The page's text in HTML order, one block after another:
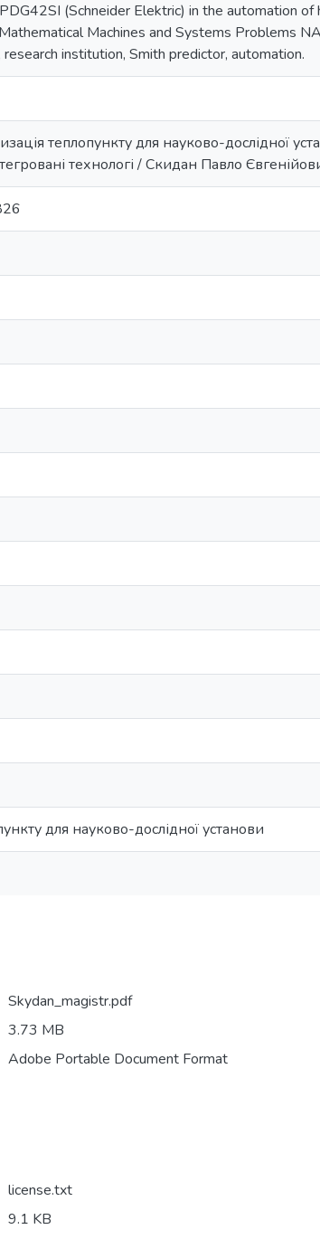
(Schneider Elektric) in the automation
Machines and Systems Problems
institution, Smith predictor, automation.
теплопункту для науково-дослідної
технологі / Скидан Павло
для науково-дослідної установи
Skydan_magistr.pdf
3.73 MB
Adobe Portable Document Format
license.txt
9.1 KB